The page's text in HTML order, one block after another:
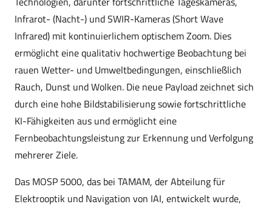
Infrarot- (Nacht-) und SWIR-Kameras (Short Wave
Infrared) mit kontinuierlichem optischem Zoom. Dies
ermöglicht eine qualitativ hochwertige Beobachtung bei
rauen Wetter- und Umweltbedingungen, einschließlich
Rauch, Dunst und Wolken. Die neue Payload zeichnet sich
durch eine hohe Bildstabilisierung sowie fortschrittliche
KI-Fähigkeiten aus und ermöglicht eine
Fernbeobachtungsleistung zur Erkennung und Verfolgung
mehrerer Ziele.
Das MOSP 5000, das bei TAMAM, der Abteilung für
Elektrooptik und Navigation von IAI, entwickelt wurde,